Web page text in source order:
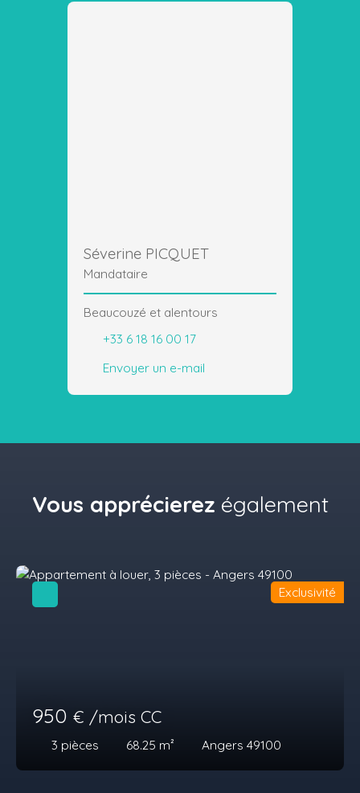
Séverine PICQUET
Mandataire
Beaucouzé et alentours
+33 6 18 16 00 17
Envoyer un e-mail
Vous apprécierez également
950 € /mois CC
3 pièces 68.25 m² Angers 49100
Exclusivité